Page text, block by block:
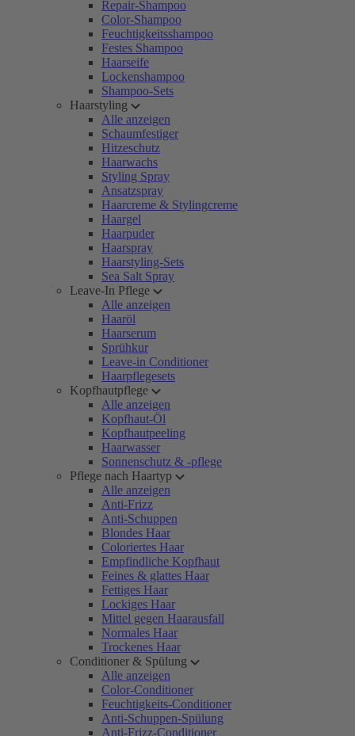
Repair-Shampoo
Color-Shampoo
Feuchtigkeitsshampoo
Festes Shampoo
Haarseife
Lockenshampoo
Shampoo-Sets
Haarstyling
Alle anzeigen
Schaumfestiger
Hitzeschutz
Haarwachs
Styling Spray
Ansatzspray
Haarcreme & Stylingcreme
Haargel
Haarpuder
Haarspray
Haarstyling-Sets
Sea Salt Spray
Leave-In Pflege
Alle anzeigen
Haaröl
Haarserum
Sprühkur
Leave-in Conditioner
Haarpflegesets
Kopfhautpflege
Alle anzeigen
Kopfhaut-Öl
Kopfhautpeeling
Haarwasser
Sonnenschutz & -pflege
Pflege nach Haartyp
Alle anzeigen
Anti-Frizz
Anti-Schuppen
Blondes Haar
Coloriertes Haar
Empfindliche Kopfhaut
Feines & glattes Haar
Fettiges Haar
Lockiges Haar
Mittel gegen Haarausfall
Normales Haar
Trockenes Haar
Conditioner & Spülung
Alle anzeigen
Color-Conditioner
Feuchtigkeits-Conditioner
Anti-Schuppen-Spülung
Anti-Frizz-Conditioner